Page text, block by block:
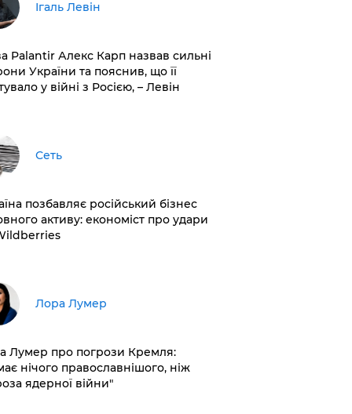
Ігаль Левін
Palantir Алекс Карп назвав сильні
України та пояснив, що її
у війні з Росією, – Левін
Сеть
позбавляє російський бізнес
активу: економіст про удари
​Лора Лумер
Лумер про погрози Кремля:
нічого православнішого, ніж
ядерної війни"